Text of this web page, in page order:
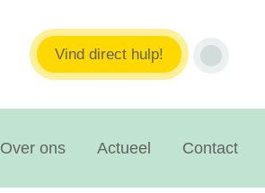
Vind direct hulp!
Over ons Actueel Contact